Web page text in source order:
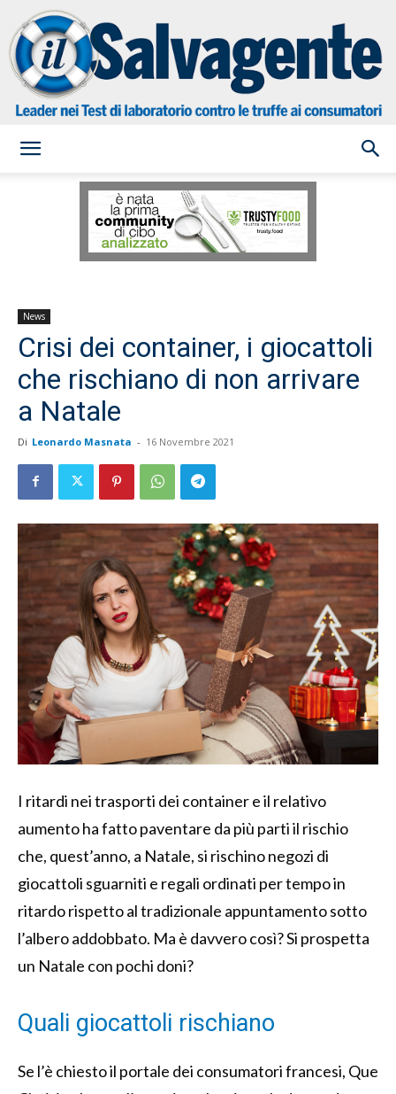
Salvagente
News
Crisi dei container, i giocattoli
che rischiano di non arrivare
a Natale
Di Leonardo Masnata - 16 Novembre 2021
I ritardi nei trasporti dei container e il relativo
aumento ha fatto paventare da più parti il rischio
che, quest’anno, a Natale, si rischino negozi di
giocattoli sguarniti e regali ordinati per tempo in
ritardo rispetto al tradizionale appuntamento sotto
l’albero addobbato. Ma è davvero così? Si prospetta
un Natale con pochi doni?
Quali giocattoli rischiano
Se l’è chiesto il portale dei consumatori francesi, Que